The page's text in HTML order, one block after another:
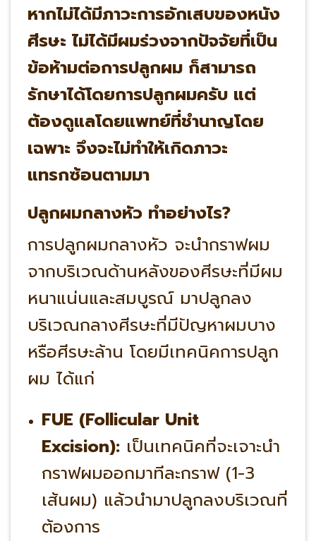
หากไม่ได้มีภาวะการอักเสบของหนัง
ศีรษะ ไม่ได้มีผมร่วงจากปัจจัยที่เป็น
ข้อห้ามต่อการปลูกผม ก็สามารถ
รักษาได้โดยการปลูกผมครับ แต่
ต้องดูแลโดยแพทย์ที่ชำนาญโดย
เฉพาะ จึงจะไม่ทำให้เกิดภาวะ
แทรกซ้อนตามมา
ปลูกผมกลางหัว ทำอย่างไร?
การปลูกผมกลางหัว จะนำกราฟผม
จากบริเวณด้านหลังของศีรษะที่มีผม
หนาแน่นและสมบูรณ์ มาปลูกลง
บริเวณกลางศีรษะที่มีปัญหาผมบาง
หรือศีรษะล้าน โดยมีเทคนิคการปลูก
ผม ได้แก่
FUE (Follicular Unit
Excision):เป็นเทคนิคที่จะเจาะนำ
กราฟผมออกมาทีละกราฟ (1-3
เส้นผม) แล้วนำมาปลูกลงบริเวณที่
ต้องการ